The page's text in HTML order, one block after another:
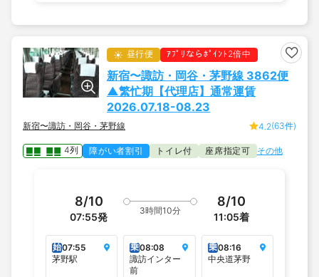
昼行便 ｱﾌﾟﾘならﾎﾟｲﾝﾄ2倍中
新宿〜諏訪・岡谷・茅野線 3862便
▲繁忙期【代理店】通常運賃
2026.07.18-08.23
新宿〜諏訪・岡谷・茅野線 4.2(63件)
4列 障がい者割引 トイレ付 座席指定可 その他
8/10
07:55発
3時間10分
8/10
11:05着
始07:55
茅野駅
乗08:08
諏訪インター
前
乗08:16
中央道茅野